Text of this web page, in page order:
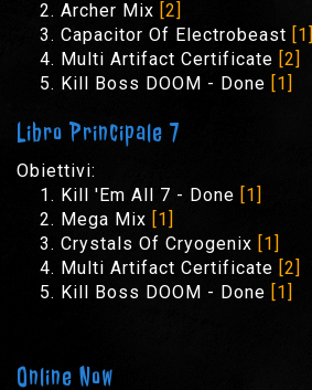
Archer Mix [2]
Capacitor Of Electrobeast [1]
Multi Artifact Certificate [2]
Kill Boss DOOM - Done [1]
Libro Principale 7
Obiettivi:
Kill 'Em All 7 - Done [1]
Mega Mix [1]
Crystals Of Cryogenix [1]
Multi Artifact Certificate [2]
Kill Boss DOOM - Done [1]
Online Now